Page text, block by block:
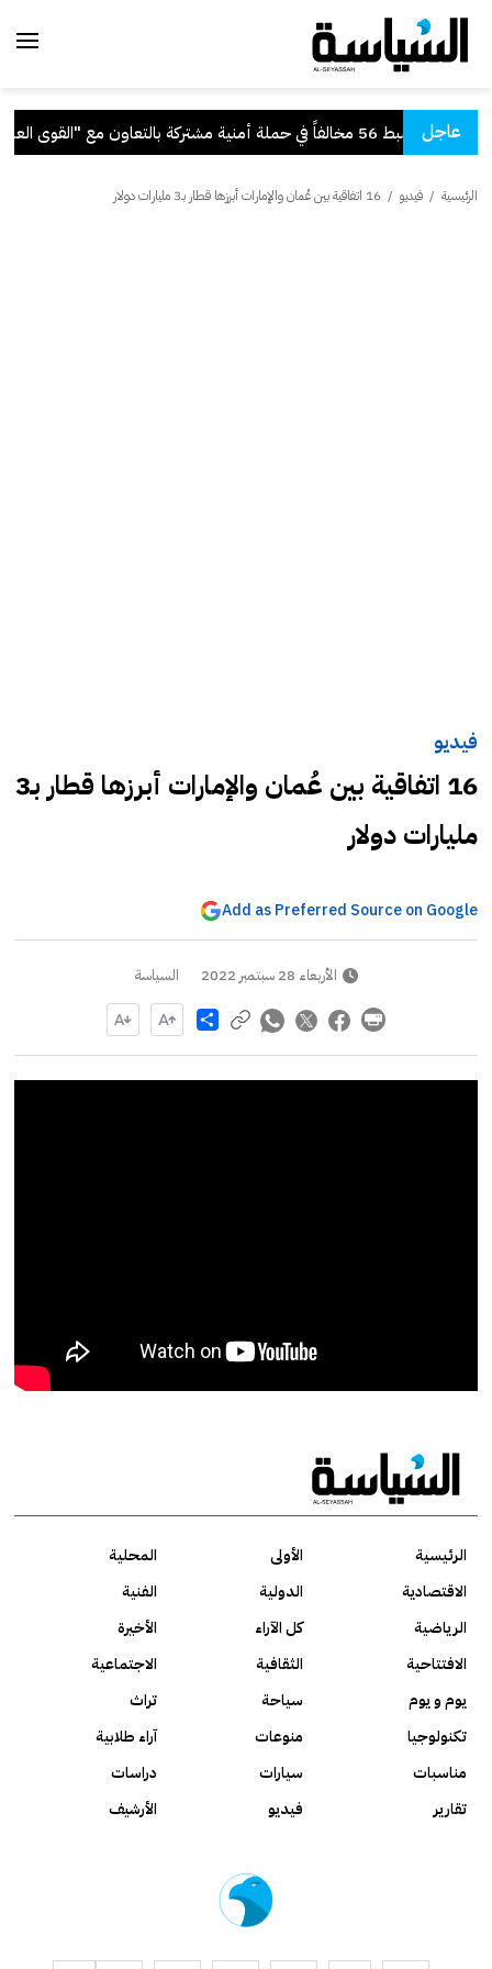
عاجل
ضبط 56 مخالفاً في حملة أمنية مشتركة بالتعاون مع "القوى العاملة"
الرئيسية / فيديو / 16 اتفاقية بين عُمان والإمارات أبرزها قطار بـ3 مليارات دولار
فيديو
16 اتفاقية بين عُمان والإمارات أبرزها قطار بـ3
مليارات دولار
Add as Preferred Source on Google
الأربعاء 28 سبتمبر 2022 السياسة
Share
الرئيسية الأولى
المحلية
الاقتصادية
الدولية
الفنية
الرياضية
كل الآراء
الأخيرة
الافتتاحية
الثقافية
الاجتماعية
يوم و يوم
سياحة
تراث
تكنولوجيا
منوعات
آراء طلابية
مناسبات
سيارات
دراسات
تقارير
فيديو الأرشيف